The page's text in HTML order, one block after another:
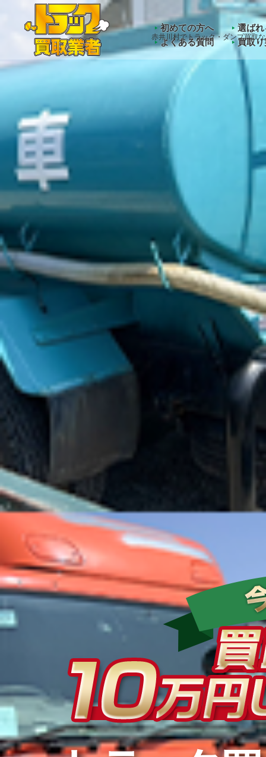
Warning : Undefined array key
赤井川村でトラック・ダンプ買取
初めての方へ
選ば
よくある質問
買取